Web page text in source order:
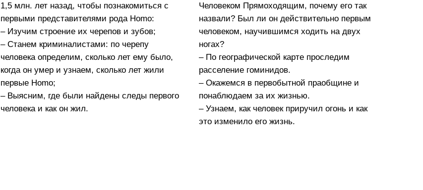
1,5 млн. лет назад, чтобы познакомиться с
первыми представителями рода Homo:
– Изучим строение их черепов и зубов;
– Станем криминалистами: по черепу
человека определим, сколько лет ему было,
когда он умер и узнаем, сколько лет жили
первые Homo;
– Выясним, где были найдены следы первого
человека и как он жил.
Человеком Прямоходящим, почему его так
назвали? Был ли он действительно первым
человеком, научившимся ходить на двух
ногах?
– По географической карте проследим
расселение гоминидов.
– Окажемся в первобытной праобщине и
понаблюдаем за их жизнью.
– Узнаем, как человек приручил огонь и как
это изменило его жизнь.